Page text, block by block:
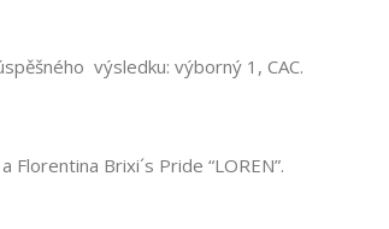
výsledku: výborný 1, CAC.
Florentina Brixi´s Pride “LOREN”.